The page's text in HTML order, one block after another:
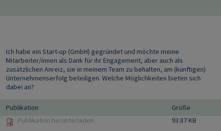
Ich habe ein Start-up (GmbH) gegründet und möchte meine
Mitarbeiter/innen als Dank für ihr Engagement, aber auch als
zusätzlichen Anreiz, sie in meinem Team zu behalten, am (künftigen)
Unternehmenserfolg beteiligen. Welche Möglichkeiten bieten sich
dabei an?
Publikation
Größe
Publikation herunterladen
93.87 KB